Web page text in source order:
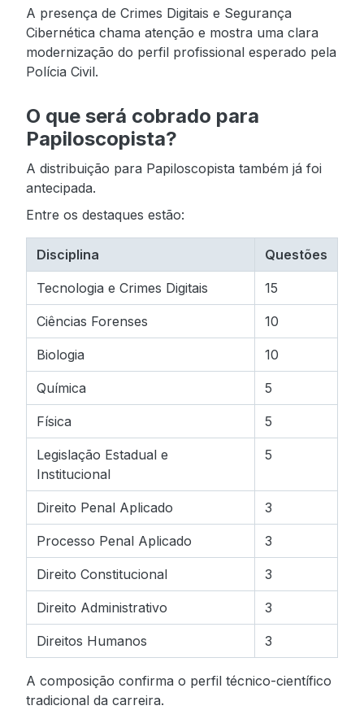
A presença de Crimes Digitais e Segurança
Cibernética chama atenção e mostra uma clara
modernização do perfil profissional esperado pela
Polícia Civil.
O que será cobrado para
Papiloscopista?
A distribuição para Papiloscopista também já foi
antecipada.
Entre os destaques estão:
Disciplina Questões
Tecnologia e Crimes Digitais 15
Ciências Forenses 10
Biologia 10
Química 5
Física 5
Legislação Estadual e
Institucional
5
Direito Penal Aplicado 3
Processo Penal Aplicado 3
Direito Constitucional 3
Direito Administrativo 3
Direitos Humanos 3
A composição confirma o perfil técnico-científico
tradicional da carreira.